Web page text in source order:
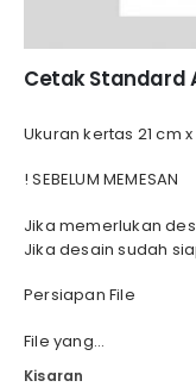
Cetak Standard
Ukuran kertas 21 cm
! SEBELUM MEMESAN
Jika memerlukan
Jika desain sudah
Persiapan File
File yang…
Kisaran